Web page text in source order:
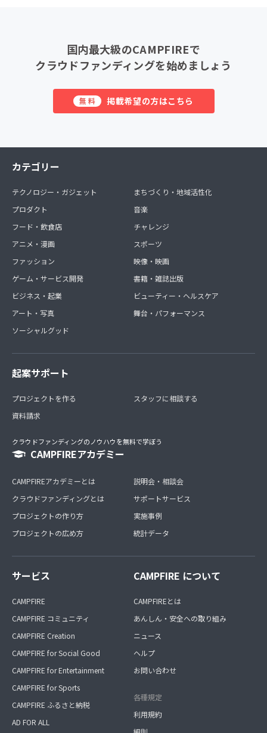
国内最大級のCAMPFIREで
クラウドファンディングを始めましょう
無料 掲載希望の方はこちら
カテゴリー
テクノロジー・ガジェット
プロダクト
フード・飲食店
アニメ・漫画
ファッション
ゲーム・サービス開発
ビジネス・起業
アート・写真
ソーシャルグッド
まちづくり・地域活性化
音楽
チャレンジ
スポーツ
映像・映画
書籍・雑誌出版
ビューティー・ヘルスケア
舞台・パフォーマンス
起案サポート
プロジェクトを作る
資料請求
スタッフに相談する
クラウドファンディングのノウハウを無料で学ぼう
CAMPFIREアカデミー
CAMPFIREアカデミーとは
クラウドファンディングとは
プロジェクトの作り方
プロジェクトの広め方
説明会・相談会
サポートサービス
実施事例
統計データ
サービス
CAMPFIRE
CAMPFIRE コミュニティ
CAMPFIRE Creation
CAMPFIRE for Social Good
CAMPFIRE for Entertainment
CAMPFIRE for Sports
CAMPFIRE ふるさと納税
AD FOR ALL
CAMPFIRE について
CAMPFIREとは
あんしん・安全への取り組み
ニュース
ヘルプ
お問い合わせ
各種規定
利用規約